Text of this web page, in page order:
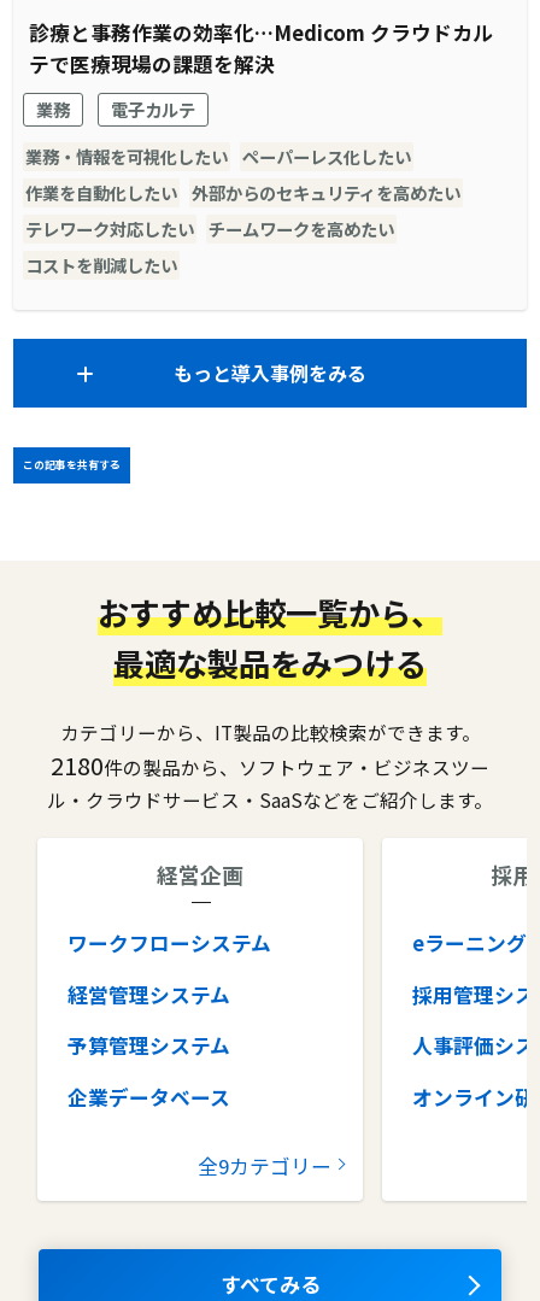
診療と事務作業の効率化…Medicom クラウドカル
テで医療現場の課題を解決
業務
電子カルテ
業務・情報を可視化したい ペーパーレス化したい
作業を自動化したい 外部からのセキュリティを高めたい
テレワーク対応したい チームワークを高めたい
コストを削減したい
もっと導入事例をみる
この記事を共有する
おすすめ比較一覧から、
最適な製品をみつける
カテゴリーから、IT製品の比較検索ができます。
2180件の製品から、ソフトウェア・ビジネスツー
ル・クラウドサービス・SaaSなどをご紹介します。
経営企画
ワークフローシステム
経営管理システム
予算管理システム
企業データベース
グループウェア
コラボレーションツール
ナレッジマネジメントツール
全9カテゴリー
採
eラーニング
採用管理シス
人事評価シス
オンライン研
タレントマ
OKRツール
すべてみる